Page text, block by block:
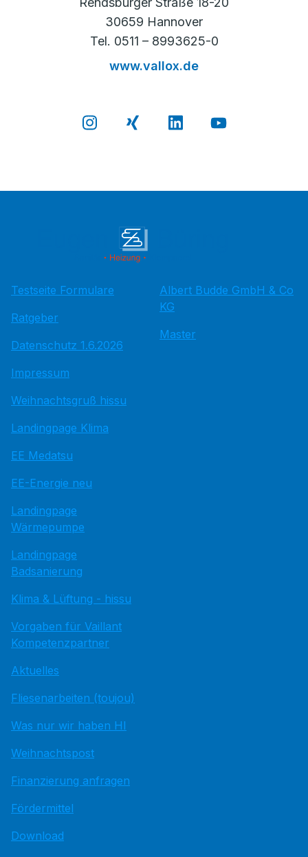
30659 Hannover
Tel. 0511 – 8993625-0
www.vallox.de
Testseite Formulare
Ratgeber
Datenschutz 1.6.2026
Impressum
Weihnachtsgruß hissu
Landingpage Klima
EE Medatsu
EE-Energie neu
Landingpage
Wärmepumpe
Landingpage
Badsanierung
Klima & Lüftung - hissu
Vorgaben für Vaillant
Kompetenzpartner
Aktuelles
Fliesenarbeiten (toujou)
Was nur wir haben HI
Weihnachtspost
Finanzierung anfragen
Fördermittel
Download
Albert Budde GmbH & Co
KG
Master